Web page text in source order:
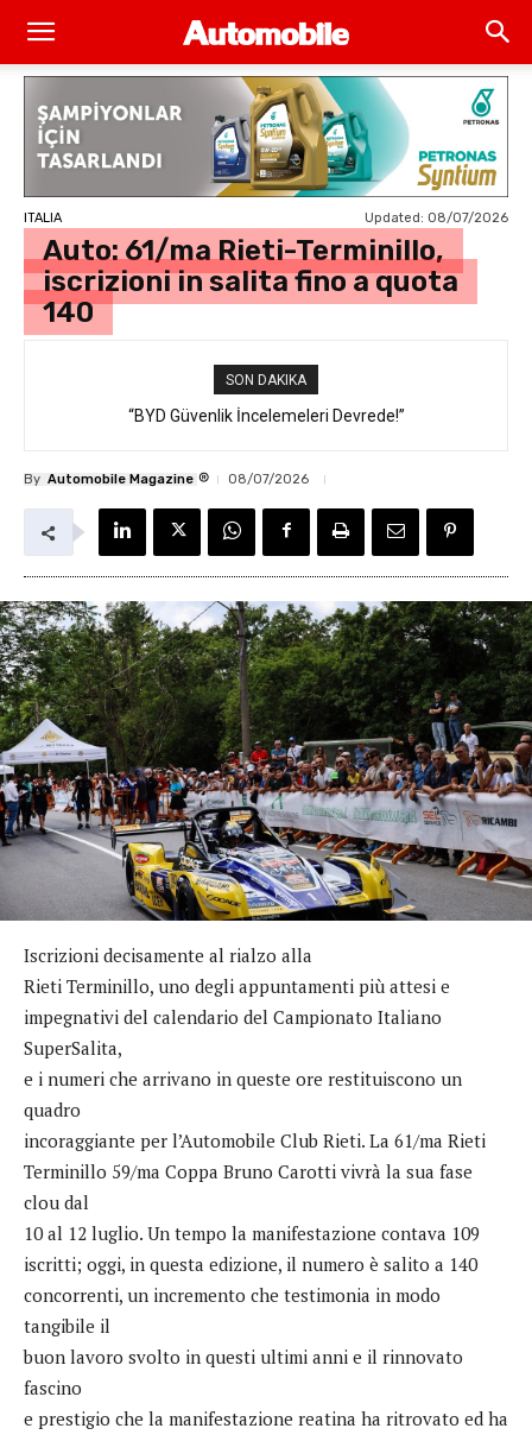
ITALIA Updated: 08/07/2026
Auto: 61/ma Rieti-Terminillo,
iscrizioni in salita fino a quota
140
SON DAKIKA
“BYD Güvenlik İncelemeleri Devrede!”
By Automobile Magazine ® 08/07/2026
Iscrizioni decisamente al rialzo alla
Rieti Terminillo, uno degli appuntamenti più attesi e
impegnativi del calendario del Campionato Italiano
SuperSalita,
e i numeri che arrivano in queste ore restituiscono un
quadro
incoraggiante per l’Automobile Club Rieti. La 61/ma Rieti
Terminillo 59/ma Coppa Bruno Carotti vivrà la sua fase
clou dal
10 al 12 luglio. Un tempo la manifestazione contava 109
iscritti; oggi, in questa edizione, il numero è salito a 140
concorrenti, un incremento che testimonia in modo
tangibile il
buon lavoro svolto in questi ultimi anni e il rinnovato
fascino
e prestigio che la manifestazione reatina ha ritrovato ed ha